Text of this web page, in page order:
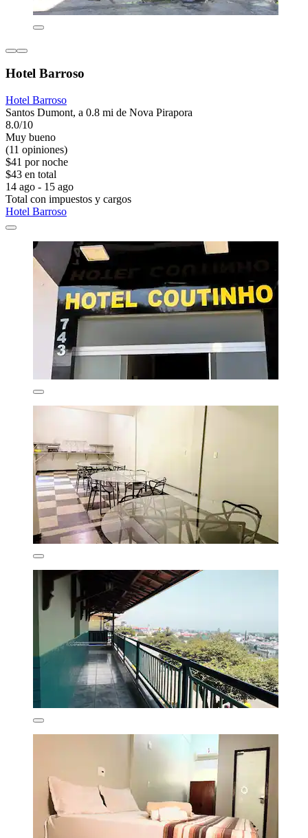
Hotel Barroso
Hotel Barroso
Santos Dumont, a 0.8 mi de Nova Pirapora
8.0/10
Muy bueno
(11 opiniones)
$41 por noche
$43 en total
14 ago - 15 ago
Total con impuestos y cargos
Hotel Barroso